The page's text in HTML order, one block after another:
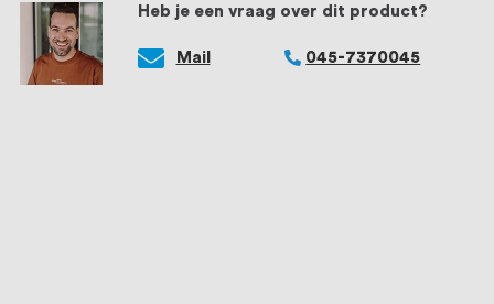
Heb je een vraag over dit product?
Mail 045-7370045